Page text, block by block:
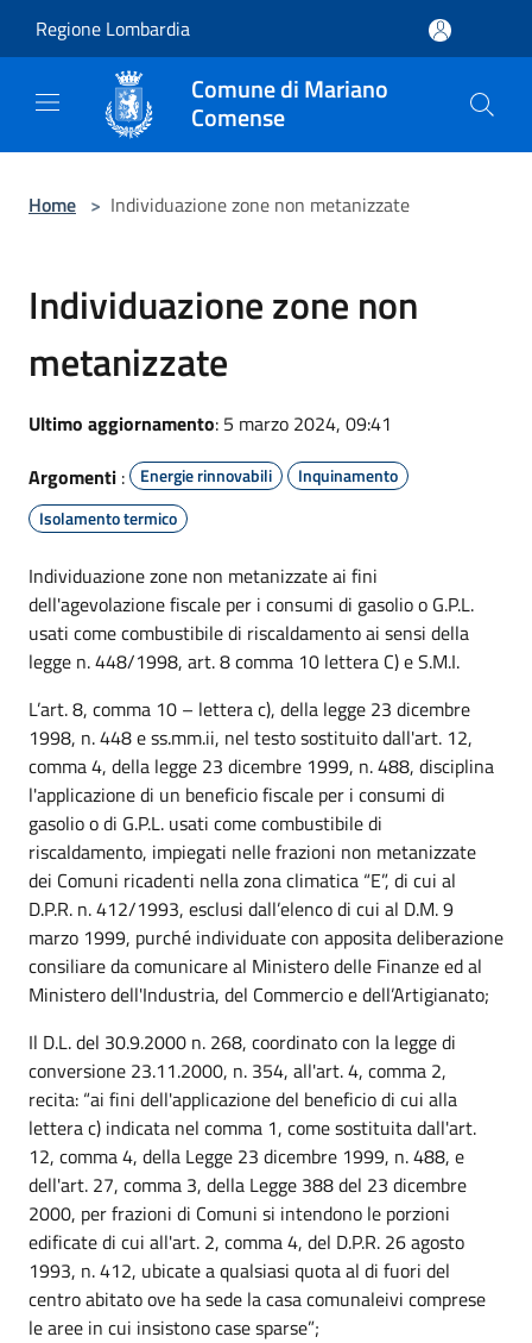
Regione Lombardia
Comune di Mariano
Comense
Home > Individuazione zone non metanizzate
Individuazione zone non
metanizzate
Ultimo aggiornamento: 5 marzo 2024, 09:41
Argomenti : Energie rinnovabili
Inquinamento
Isolamento termico
Individuazione zone non metanizzate ai fini
dell'agevolazione fiscale per i consumi di gasolio o G.P.L.
usati come combustibile di riscaldamento ai sensi della
legge n. 448/1998, art. 8 comma 10 lettera C) e S.M.I.
L’art. 8, comma 10 – lettera c), della legge 23 dicembre
1998, n. 448 e ss.mm.ii, nel testo sostituito dall'art. 12,
comma 4, della legge 23 dicembre 1999, n. 488, disciplina
l'applicazione di un beneficio fiscale per i consumi di
gasolio o di G.P.L. usati come combustibile di
riscaldamento, impiegati nelle frazioni non metanizzate
dei Comuni ricadenti nella zona climatica “E”, di cui al
D.P.R. n. 412/1993, esclusi dall’elenco di cui al D.M. 9
marzo 1999, purché individuate con apposita deliberazione
consiliare da comunicare al Ministero delle Finanze ed al
Ministero dell'Industria, del Commercio e dell’Artigianato;
Il D.L. del 30.9.2000 n. 268, coordinato con la legge di
conversione 23.11.2000, n. 354, all'art. 4, comma 2,
recita: “ai fini dell'applicazione del beneficio di cui alla
lettera c) indicata nel comma 1, come sostituita dall'art.
12, comma 4, della Legge 23 dicembre 1999, n. 488, e
dell'art. 27, comma 3, della Legge 388 del 23 dicembre
2000, per frazioni di Comuni si intendono le porzioni
edificate di cui all'art. 2, comma 4, del D.P.R. 26 agosto
1993, n. 412, ubicate a qualsiasi quota al di fuori del
centro abitato ove ha sede la casa comunaleivi comprese
le aree in cui insistono case sparse”;